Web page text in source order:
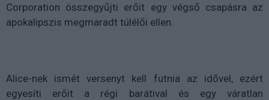
Corporation összegyűjti erőit egy végső csapásra az
apokalipszis megmaradt túlélői ellen.
Alice-nek ismét versenyt kell futnia az idővel, ezért
egyesíti erőit a régi barátival és egy váratlan